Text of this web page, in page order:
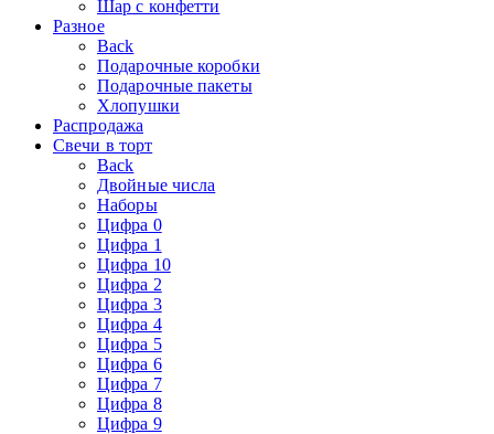
Шар с конфетти
Разное
Back
Подарочные коробки
Подарочные пакеты
Хлопушки
Распродажа
Свечи в торт
Back
Двойные числа
Наборы
Цифра 0
Цифра 1
Цифра 10
Цифра 2
Цифра 3
Цифра 4
Цифра 5
Цифра 6
Цифра 7
Цифра 8
Цифра 9